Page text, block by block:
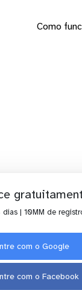
Como
| 10MM de
com o Google
com o Facebook